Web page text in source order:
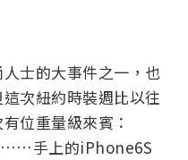
士的大事件之一，也
次紐約時裝週比以往
位重量級來賓：
手上的iPhone6S